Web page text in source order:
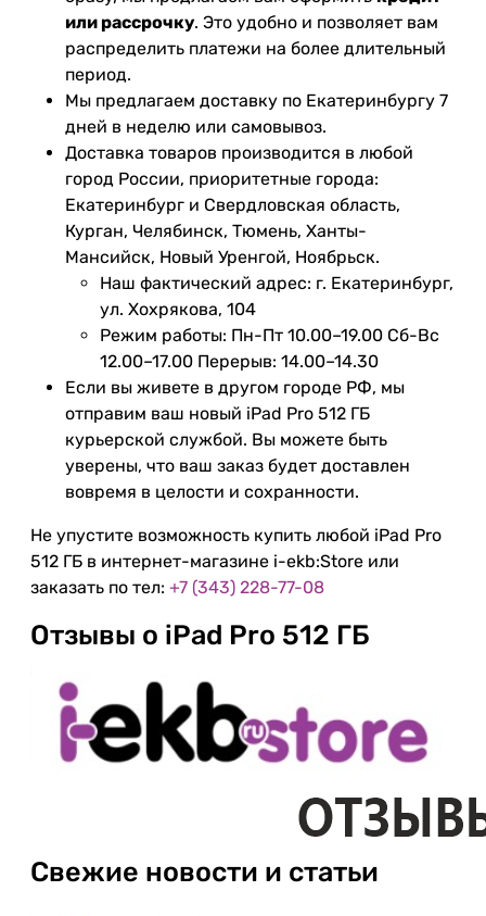
или рассрочку. Это удобно и позволяет вам
распределить платежи на более длительный
период.
Мы предлагаем доставку по Екатеринбургу 7
дней в неделю или самовывоз.
Доставка товаров производится в любой
город России, приоритетные города:
Екатеринбург и Свердловская область,
Курган, Челябинск, Тюмень, Ханты-
Мансийск, Новый Уренгой, Ноябрьск.
Наш фактический адрес: г. Екатеринбург,
ул. Хохрякова, 104
Режим работы: Пн-Пт 10.00–19.00 Сб-Вс
12.00–17.00 Перерыв: 14.00–14.30
Если вы живете в другом городе РФ, мы
отправим ваш новый iPad Pro 512 ГБ
курьерской службой. Вы можете быть
уверены, что ваш заказ будет доставлен
вовремя в целости и сохранности.
Не упустите возможность купить любой iPad Pro
512 ГБ в интернет-магазине i-ekb:Store или
заказать по тел: +7 (343) 228-77-08
Отзывы о iPad Pro 512 ГБ
Свежие новости и статьи